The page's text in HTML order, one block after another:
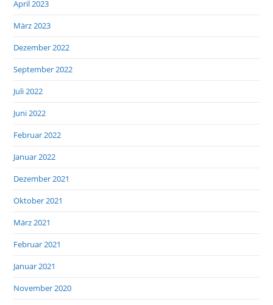
April 2023
März 2023
Dezember 2022
September 2022
Juli 2022
Juni 2022
Februar 2022
Januar 2022
Dezember 2021
Oktober 2021
März 2021
Februar 2021
Januar 2021
November 2020